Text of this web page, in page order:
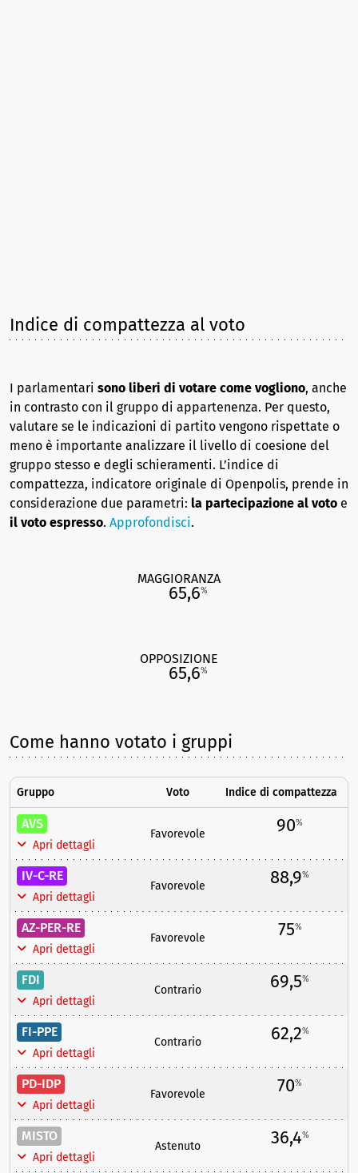
Indice di compattezza al voto
I parlamentari sono liberi di votare come vogliono, anche
in contrasto con il gruppo di appartenenza. Per questo,
valutare se le indicazioni di partito vengono rispettate o
meno è importante analizzare il livello di coesione del
gruppo stesso e degli schieramenti. L’indice di
compattezza, indicatore originale di Openpolis, prende in
considerazione due parametri: la partecipazione al voto e
il voto espresso. Approfondisci.
MAGGIORANZA
65,6%
OPPOSIZIONE
65,6%
Come hanno votato i gruppi
Gruppo Voto Indice di compattezza
AVS
Apri dettagli
Favorevole 90%
IV-C-RE
Apri dettagli
Favorevole 88,9%
AZ-PER-RE
Apri dettagli
Favorevole 75%
FDI
Apri dettagli
Contrario 69,5%
FI-PPE
Apri dettagli
Contrario 62,2%
PD-IDP
Apri dettagli
Favorevole 70%
MISTO
Apri dettagli
Astenuto 36,4%